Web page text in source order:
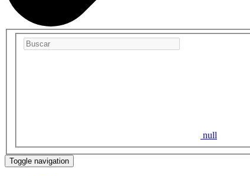
null
Toggle navigation